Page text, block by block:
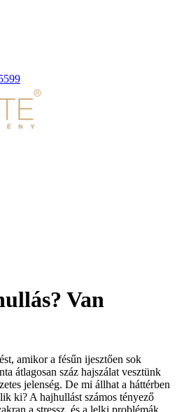
Van
amikor a fésűn ijesztően sok
átlagosan száz hajszálat vesztünk
jelenség. De mi állhat a háttérben
ki? A hajhullást számos tényező